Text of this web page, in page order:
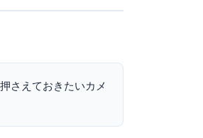
さえておきたいカメ